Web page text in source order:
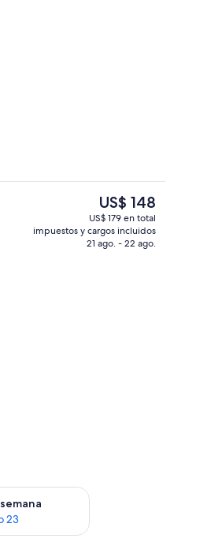
Exterior
El
precio
actual
es
US$ 148
US$ 179 en total
impuestos y cargos incluidos
21 ago. - 22 ago.
16
23
para el próximo fin de semana